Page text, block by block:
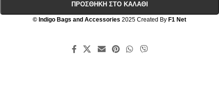
ΠΡΟΣΘΉΚΗ ΣΤΟ ΚΑΛΆΘΙ
© Indigo Bags and Accessories 2025 Created By F1 Net